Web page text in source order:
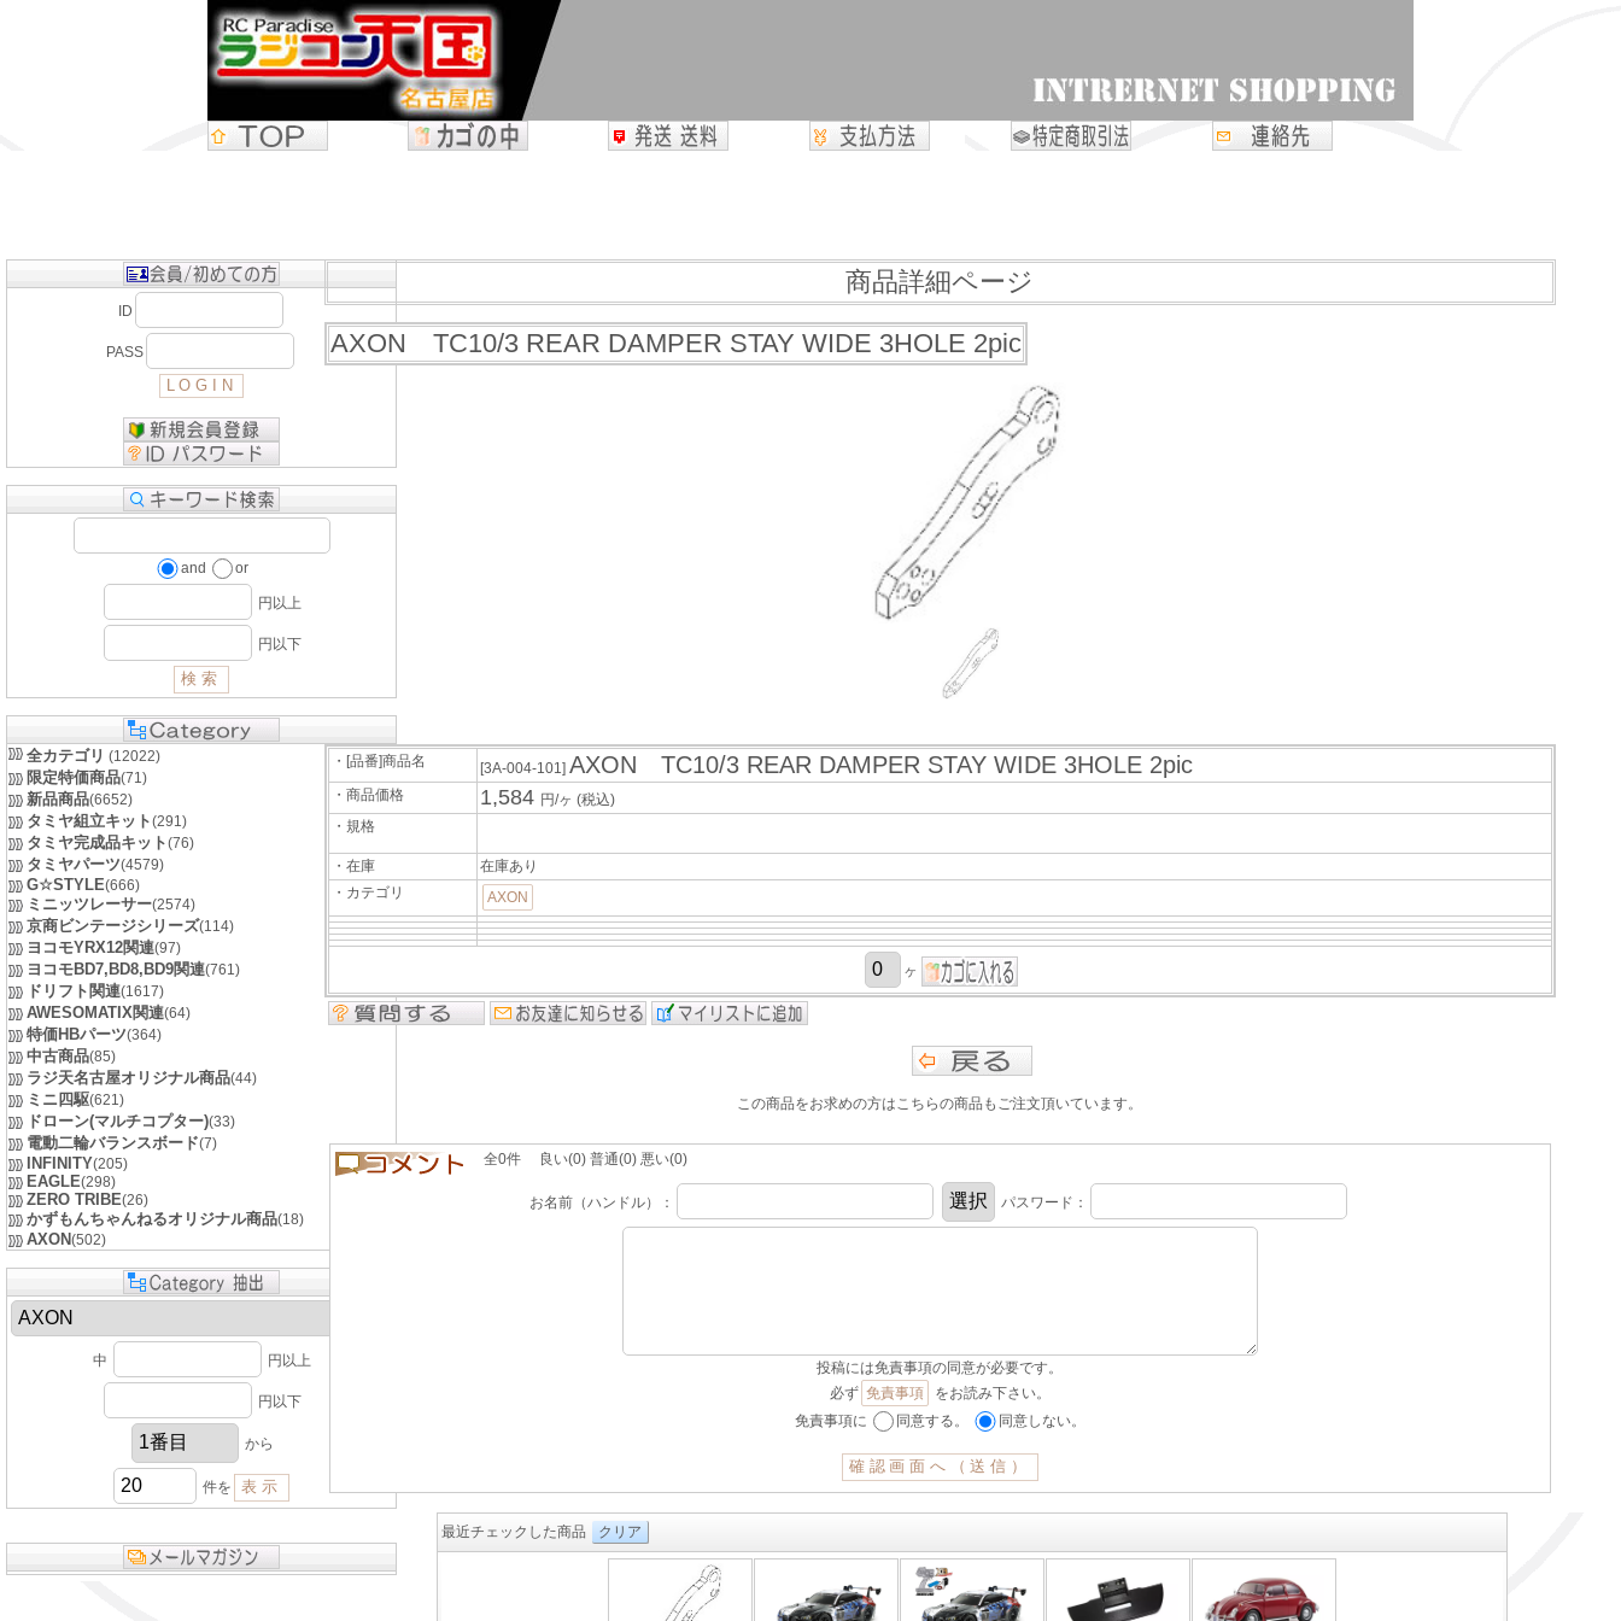
ID
PASS
and or
円以上
円以下
全カテゴリ (12022)
限定特価商品(71)
新品商品(6652)
タミヤ組立キット(291)
タミヤ完成品キット(76)
タミヤパーツ(4579)
G☆STYLE(666)
ミニッツレーサー(2574)
京商ビンテージシリーズ(114)
ヨコモYRX12関連(97)
ヨコモBD7,BD8,BD9関連(761)
ドリフト関連(1617)
AWESOMATIX関連(64)
特価HBパーツ(364)
中古商品(85)
ラジ天名古屋オリジナル商品(44)
ミニ四駆(621)
ドローン(マルチコプター)(33)
電動二輪バランスボード(7)
INFINITY(205)
EAGLE(298)
ZERO TRIBE(26)
かずもんちゃんねるオリジナル商品(18)
AXON(502)
中 円以上
円以下
から
件を
商品詳細ページ
AXON TC10/3 REAR DAMPER STAY WIDE 3HOLE 2pic
・[品番]商品名 [3A-004-101] AXON TC10/3 REAR DAMPER STAY WIDE 3HOLE 2pic
・商品価格 1,584 円/ヶ (税込)
・規格
・在庫
在庫あり
・カテゴリ
AXON
ヶ
この商品をお求めの方はこちらの商品もご注文頂いています。
全0件 良い(0) 普通(0) 悪い(0)
お名前（ハンドル）： パスワード：
投稿には免責事項の同意が必要です。
必ず 免責事項
をお読み下さい。
免責事項に
同意する。 同意しない。
最近チェックした商品 クリア